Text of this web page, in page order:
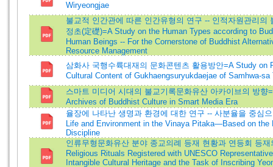
Wiryeongjae
불교적 인간관에 따른 인간유형의 연구 -- 인적자원관리의
정초(定礎)=A Study on the Human Types according to
Human Beings -- For the Cornerstone of Buddhist
Resource Management
삼화사 국행수륙대재의 문화콘텐츠 활용방안=A Study on
Cultural Content of Gukhaengsuryukdaejae of Samhwa-sa
스마트 미디어 시대의 불교기록문화유산 아카이브의 방향
Archives of Buddhist Culture in Smart Media Era
율장에 나타난 생명과 환경에 대한 연구 -- 사분율을 중심
Life and Environment in the Vinaya Pitaka—Based on the
Discipline
인류무형문화유산 분야 종교의례 등재 현황과 연등회 등
Religious Rituals Registered with UNESCO
Intangible Cultural Heritage and the Task of Inscribing